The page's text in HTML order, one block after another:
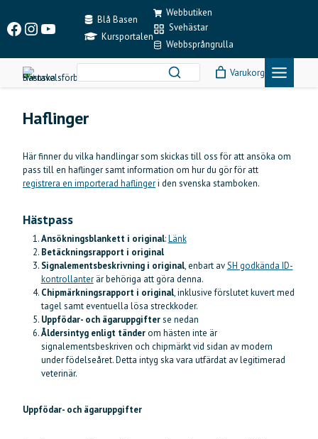
content
Facebook
Instagram
YouTubeBlå Basen
Kursportalen
Webbutiken
Svehästar
Webbsprångrulla
Varukorg
Haflinger
Här finner du vilka handlingar som skickas till oss för att ansöka om
pass till en haflinger samt information om hur du gör för att
registrera en importerad haflingeri den svenska stamboken.
Hästpass
Ansökningsblankett i original:Länk
Betäckningsrapport i original
Signalementsbeskrivning i original, enbart avSH godkända ID-
kontrollanterär behöriga att göra denna.
Chipmärkningsrapport i original, inklusive förslutet kuvert med
tagel samt eventuella lösa streckkoder.
Uppfödar- och ägaruppgifterse nedan
Åldersintyg enligt tänderom hästen inte är
signalementsbeskriven och chipmärkt vid sidan av modern
under födelseåret. Detta intyg ska vara utfärdat av legitimerad
veterinär.
Uppfödar- och ägaruppgifter